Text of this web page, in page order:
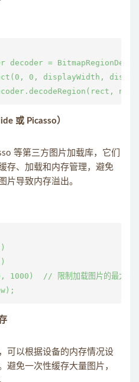
decoder =
0, displayWidth,
或 Picasso）
等第三方图片加载库，它们
存、加载和内存管理，避免
片导致内存溢出。
// 限制加载图片的最大尺
可以根据设备的内存情况设
避免一次性缓存大量图片，